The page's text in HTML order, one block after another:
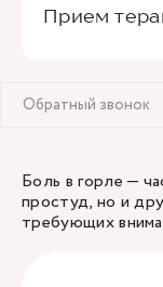
Прием
Обратный звонок
Боль в горле —
простуд, но и
требующих